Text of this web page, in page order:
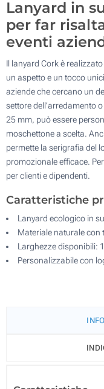
Lanyard in
per far
eventi
Il lanyard Cork è
un aspetto e un tocco
aziende che cercano un
settore dell’arredamento
25 mm, può essere
moschettone a scelta.
permette la serigrafia del
promozionale efficace.
per clienti e dipendenti.
Caratteristiche
Lanyard ecologico in
Materiale naturale con
Larghezze disponibili:
Personalizzabile con